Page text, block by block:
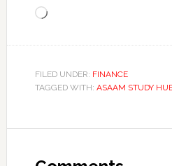
Loading…
FILED UNDER: FINANCE
TAGGED WITH: ASAAM STUDY